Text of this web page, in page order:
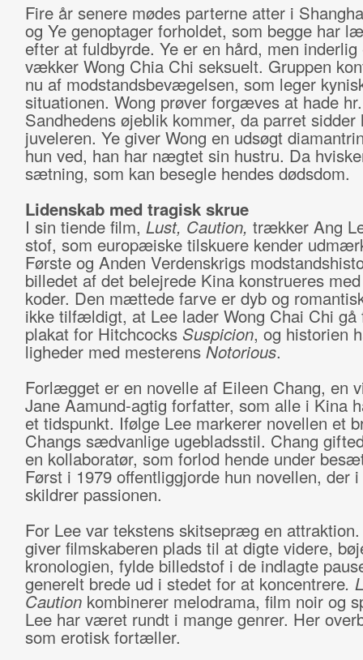
Fire år senere mødes parterne atter i
og Ye genoptager forholdet, som begge har
efter at fuldbyrde. Ye er en hård, men inderlig
vækker Wong Chia Chi seksuelt. Gruppen
nu af modstandsbevægelsen, som leger
situationen. Wong prøver forgæves at hade
Sandhedens øjeblik kommer, da parret sidder
juveleren. Ye giver Wong en udsøgt
hun ved, han har nægtet sin hustru. Da
sætning, som kan besegle hendes dødsdom.
Lidenskab med tragisk skrue
I sin tiende film, Lust, Caution, trækker Ang
stof, som europæiske tilskuere kender
Første og Anden Verdenskrigs
billedet af det belejrede Kina konstrueres
koder. Den mættede farve er dyb og
ikke tilfældigt, at Lee lader Wong Chai Chi gå
plakat for Hitchcocks Suspicion, og historien
ligheder med mesterens Notorious.
Forlægget er en novelle af Eileen Chang, en
Jane Aamund-agtig forfatter, som alle i Kina
et tidspunkt. Ifølge Lee markerer novellen et
Changs sædvanlige ugebladsstil. Chang
en kollaboratør, som forlod hende under
Først i 1979 offentliggjorde hun novellen, der
skildrer passionen.
For Lee var tekstens skitsepræg en
giver filmskaberen plads til at digte videre,
kronologien, fylde billedstof i de indlagte
generelt brede ud i stedet for at koncentrere.
Cautionkombinerer melodrama, film noir og
Lee har været rundt i mange genrer. Her
som erotisk fortæller.